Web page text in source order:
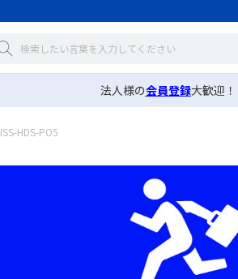
法人様の会員登録大歓迎！
ISS-HDS-PO5